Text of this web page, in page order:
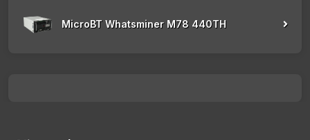
MicroBT Whatsminer M78 440TH